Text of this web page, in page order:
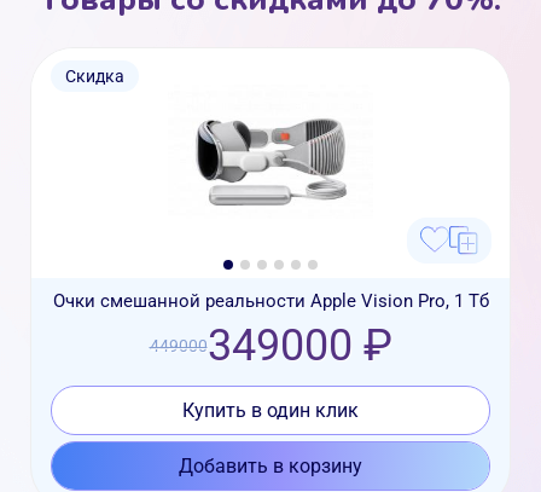
Скидка
Очки смешанной реальности Apple Vision Pro, 1 Тб
449000349000 ₽
Купить в один клик
Добавить в корзину